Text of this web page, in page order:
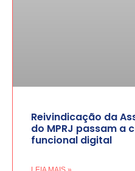
Reivindicação da
do MPRJ passam
funcional digital